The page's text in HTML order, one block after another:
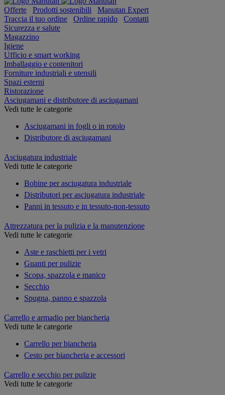
Offerte Prodotti sostenibili
Manutan Expert
Traccia il tuo ordine
Ordine rapido
Contatti
Sicurezza e salute
Magazzino
Igiene
Ufficio e smart working
Imballaggio e contenitori
Forniture industriali e utensili
Spazi esterni
Ristorazione
Asciugamani e distributore di asciugamani
Vedi tutte le categorie
Asciugamani in fogli o in rotolo
Distributore di asciugamani
Asciugatura industriale
Vedi tutte le categorie
Bobine per asciugatura industriale
Distributori per asciugatura industriale
Panni in tessuto e in tessuto-non-tessuto
Attrezzatura per la pulizia e la manutenzione
Vedi tutte le categorie
Aste e raschietti per i vetri
Guanti per pulizie
Scopa, spazzola e manico
Secchio
Spugna, panno e spazzola
Carrello e armadio per biancheria
Vedi tutte le categorie
Carrello per biancheria
Cesto per biancheria e accessori
Carrello e secchio per pulizie
Vedi tutte le categorie